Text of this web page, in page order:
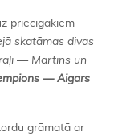
priecīgākiem
skatāmas divas
— Martins un
— Aigars
grāmatā ar